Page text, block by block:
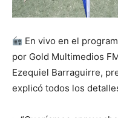
En vivo en el
por Gold Multimedios
Ezequiel Barraguirre,
explicó todos los